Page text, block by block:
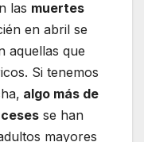
las muertes
en abril se
aquellas que
Si tenemos
algo más de
se han
mayores